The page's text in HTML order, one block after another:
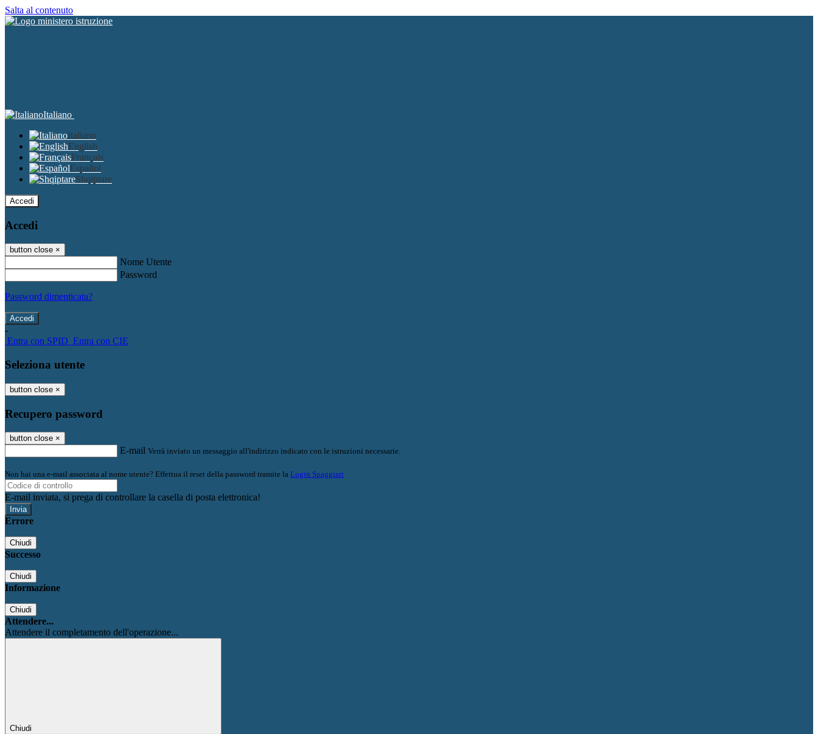
Salta al contenuto
Italiano
Italiano
English
Français
Español
Shqiptare
Accedi
Accedi
button close ×
Nome Utente
Password
Password dimenticata?
-
Entra con SPID Entra con CIE
Seleziona utente
button close ×
Recupero password
button close ×
E-mail Verrà inviato un messaggio all'indirizzo indicato con le istruzioni necessarie.
Non hai una e-mail associata al nome utente? Effettua il reset della password tramite la Login Spaggiari
E-mail inviata, si prega di controllare la casella di posta elettronica!
Errore
Chiudi
Successo
Chiudi
Informazione
Chiudi
Attendere...
Attendere il completamento dell'operazione...
Chiudi